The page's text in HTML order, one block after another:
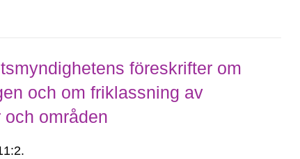
föreskrifter om
och om friklassning av
områden